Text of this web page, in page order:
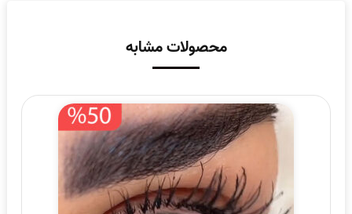
محصولات مشابه